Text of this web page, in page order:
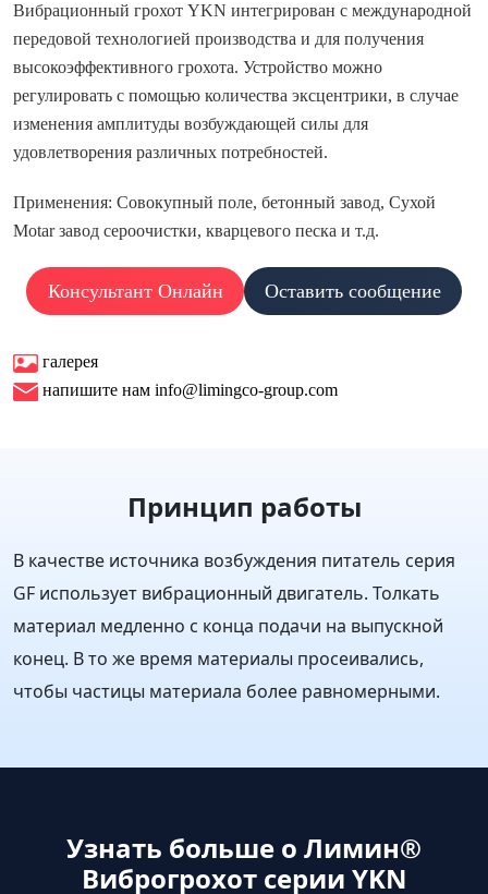
Вибрационный грохот YKN интегрирован с международной
передовой технологией производства и для получения
высокоэффективного грохота. Устройство можно
регулировать с помощью количества эксцентрики, в случае
изменения амплитуды возбуждающей силы для
удовлетворения различных потребностей.
Применения: Совокупный поле, бетонный завод, Сухой
Motar завод сероочистки, кварцевого песка и т.д.
Консультант Онлайн Оставить сообщение
галерея
напишите нам info@limingco-group.com
Принцип работы
В качестве источника возбуждения питатель серия
GF использует вибрационный двигатель. Толкать
материал медленно с конца подачи на выпускной
конец. В то же время материалы просеивались,
чтобы частицы материала более равномерными.
Узнать больше о Лимин®
Виброгрохот серии YKN